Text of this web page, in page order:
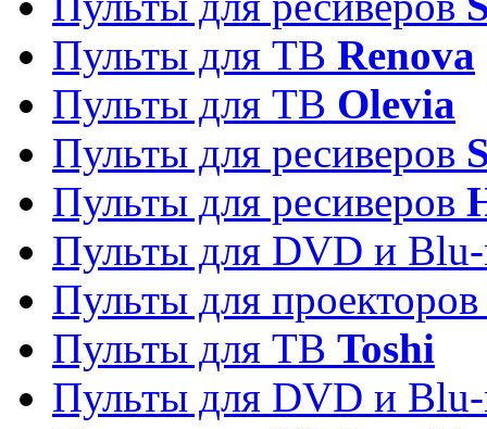
Пульты для ТВ Renova
Пульты для ТВ Olevia
Пульты для ресиверов
Пульты для ресиверов
Пульты для DVD и
Пульты для
Пульты для ТВ Toshi
Пульты для DVD и